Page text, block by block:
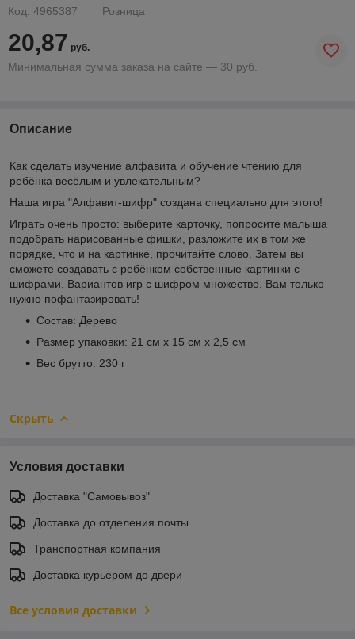
Код: 4965387
Розница
20,87 руб.
Минимальная сумма заказа на сайте — 30 руб.
Описание
Как сделать изучение алфавита и обучение чтению для
ребёнка весёлым и увлекательным?
Наша игра "Алфавит-шифр" создана специально для этого!
Играть очень просто: выберите карточку, попросите малыша
подобрать нарисованные фишки, разложите их в том же
порядке, что и на картинке, прочитайте слово. Затем вы
сможете создавать с ребёнком собственные картинки с
шифрами. Вариантов игр с шифром множество. Вам только
нужно пофантазировать!
Состав: Дерево
Размер упаковки: 21 см х 15 см х 2,5 см
Вес брутто: 230 г
Скрыть
Условия доставки
Доставка "Самовывоз"
Доставка до отделения почты
Транспортная компания
Доставка курьером до двери
Все условия доставки